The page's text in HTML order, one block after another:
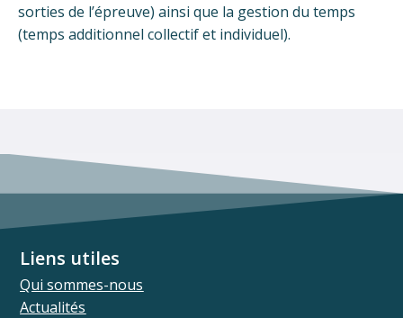
sorties de l’épreuve) ainsi que la gestion du temps
(temps additionnel collectif et individuel).
Liens utiles
Qui sommes-nous
Actualités